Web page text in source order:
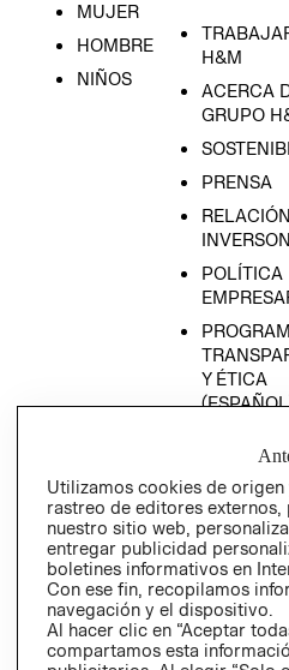
MUJER
HOMBRE
NIÑOS
H&M
ACERCA
GRUPO
PRENSA
POLÍTICA
Y ÉTICA
Y ÉTICA
RECIÉN NACIDO
NOVEDADES
Utilizamos cookies de
rastreo de editores
nuestro sitio web,
entregar publicidad
boletines informativos en
Con ese fin, recopilamos
navegación y el dispositivo.
Al hacer clic en “Aceptar
compartamos esta